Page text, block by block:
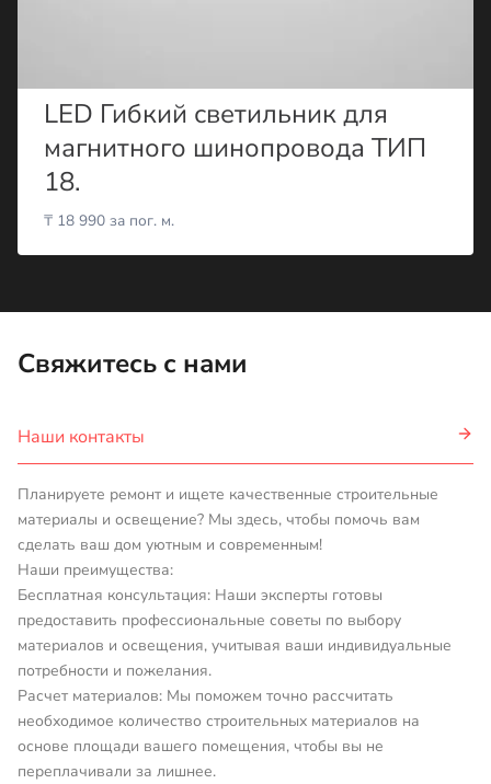
LED Гибкий светильник для
магнитного шинопровода ТИП
18.
₸ 18 990 за пог. м.
Свяжитесь с нами
Наши контакты
Планируете ремонт и ищете качественные строительные
материалы и освещение? Мы здесь, чтобы помочь вам
сделать ваш дом уютным и современным!
Наши преимущества:
Бесплатная консультация: Наши эксперты готовы
предоставить профессиональные советы по выбору
материалов и освещения, учитывая ваши индивидуальные
потребности и пожелания.
Расчет материалов: Мы поможем точно рассчитать
необходимое количество строительных материалов на
основе площади вашего помещения, чтобы вы не
переплачивали за лишнее.